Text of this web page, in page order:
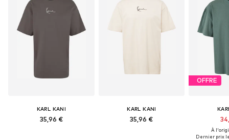
KARL KANI
35,96 €
KARL KANI
35,96 €
OFFRE
À
Dernier prix